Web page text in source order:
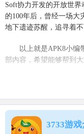
Soft协力开发的开放世
的100年后，曾经一场大
地下遗迹苏醒，追寻着
以上就是APK8小编
部内容，希望能够帮到大
3733游戏